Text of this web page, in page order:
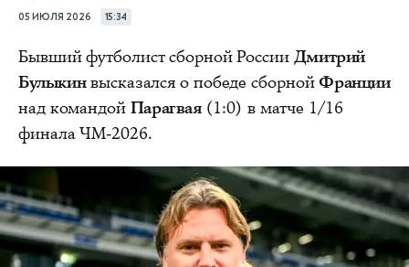
05 ИЮЛЯ 2026 15:34
Бывший футболист сборной России Дмитрий
Булыкинвысказался о победе сборной Франции
над командой Парагвая(1:0) в матче 1/16
финала ЧМ-2026.